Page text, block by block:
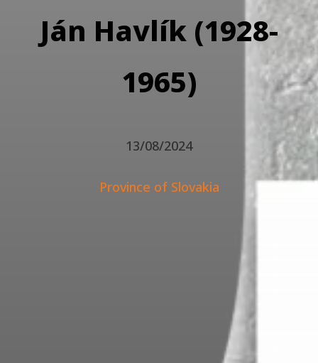
Ján Havlík (1928-
1965)
13/08/2024
Province of Slovakia